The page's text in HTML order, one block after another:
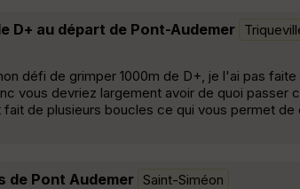
D+ au départ de Pont-Audemer
défi de grimper 1000m de D+, je l'ai pas
vous devriez largement avoir de quoi passer
de plusieurs boucles ce qui vous permet
de Pont Audemer Saint-Siméon